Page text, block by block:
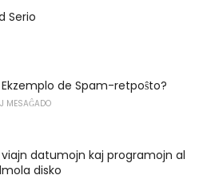
Serio
de Spam-retpoŝto?
MESAĜADO
datumojn kaj programojn al
disko